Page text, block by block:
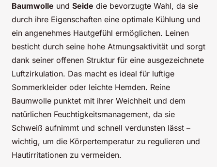
Baumwolle und Seide die bevorzugte Wahl, da sie
durch ihre Eigenschaften eine optimale Kühlung und
ein angenehmes Hautgefühl ermöglichen. Leinen
besticht durch seine hohe Atmungsaktivität und sorgt
dank seiner offenen Struktur für eine ausgezeichnete
Luftzirkulation. Das macht es ideal für luftige
Sommerkleider oder leichte Hemden. Reine
Baumwolle punktet mit ihrer Weichheit und dem
natürlichen Feuchtigkeitsmanagement, da sie
Schweiß aufnimmt und schnell verdunsten lässt –
wichtig, um die Körpertemperatur zu regulieren und
Hautirritationen zu vermeiden.